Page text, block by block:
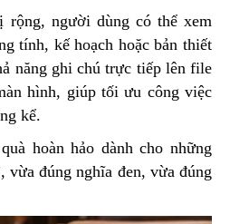
người dùng có thể xem
tính, kế hoạch hoặc bản thiết
năng ghi chú trực tiếp lên file
hình, giúp tối ưu công việc
kể.
hoàn hảo dành cho những
vừa đúng nghĩa đen, vừa đúng